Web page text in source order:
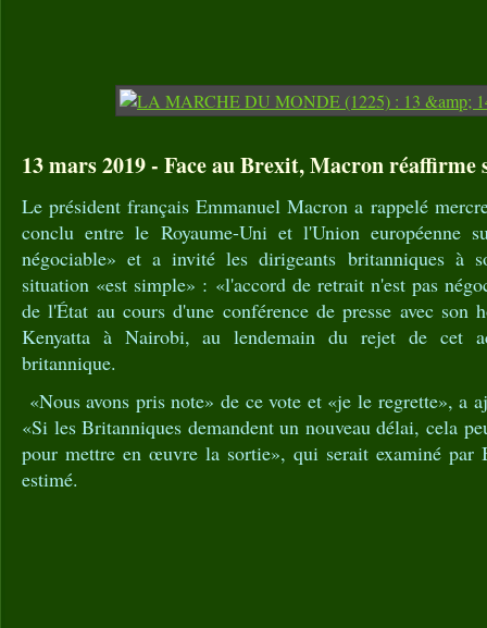
13 mars 2019 - Face au Brexit, Macron réaffirme
Le président français Emmanuel Macron a rappelé
conclu entre le Royaume-Uni et l'Union européenne
négociable» et a invité les dirigeants britanniques à
situation «est simple» : «l'accord de retrait n'est pas
de l'État au cours d'une conférence de presse avec son
Kenyatta à Nairobi, au lendemain du rejet de cet
britannique.
«Nous avons pris note» de ce vote et «je le regrette», a
«Si les Britanniques demandent un nouveau délai, cela
pour mettre en œuvre la sortie», qui serait examiné par
estimé.